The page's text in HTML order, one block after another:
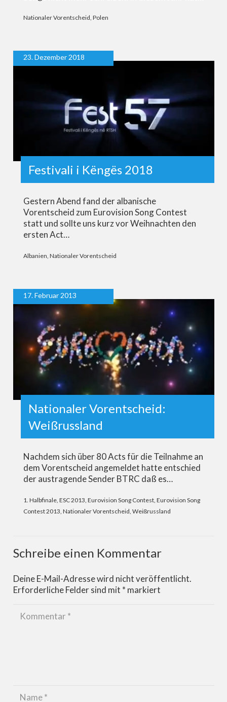
Nationaler Vorentscheid Polen
23. Dezember 2018
Festivali i Këngës 2018
Gestern Abend fand der albanische
Vorentscheid zum Eurovision Song Contest
statt und sollte uns kurz vor Weihnachten den
ersten Act…
Albanien, Nationaler Vorentscheid
17. Februar 2013
Nationaler Vorentscheid:
Weißrussland
Nachdem sich über 80 Acts für die Teilnahme an
dem Vorentscheid angemeldet hatte entschied
der austragende Sender BTRC daß es…
1. Halbfinale, ESC 2013 Eurovision Song Contest, Eurovision Song
Contest 2013 Nationaler Vorentscheid Weißrussland
Schreibe einen Kommentar
Deine E-Mail-Adresse wird nicht veröffentlicht.
Erforderliche Felder sind mit * markiert